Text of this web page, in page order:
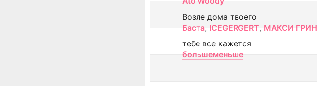
Возле дома твоего
Баста, ICEGERGERT, МАКСИ ГРИН
тебе все кажется
большеменьше